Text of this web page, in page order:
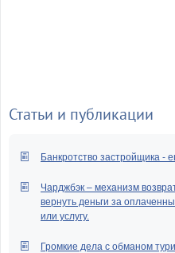
Статьи и публикации
Банкротство застройщика -
Чарджбэк – механизм
вернуть деньги за
или услугу.
Громкие дела с обманом